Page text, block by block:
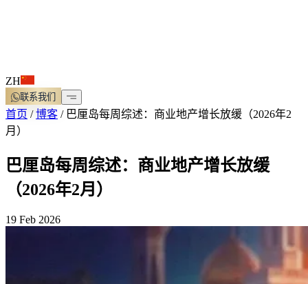
ZH
联系我们
首页 /博客 / 巴厘岛每周综述：商业地产增长放缓（2026年2
月）
巴厘岛每周综述：商业地产增长放缓
（2026年2月）
19 Feb 2026